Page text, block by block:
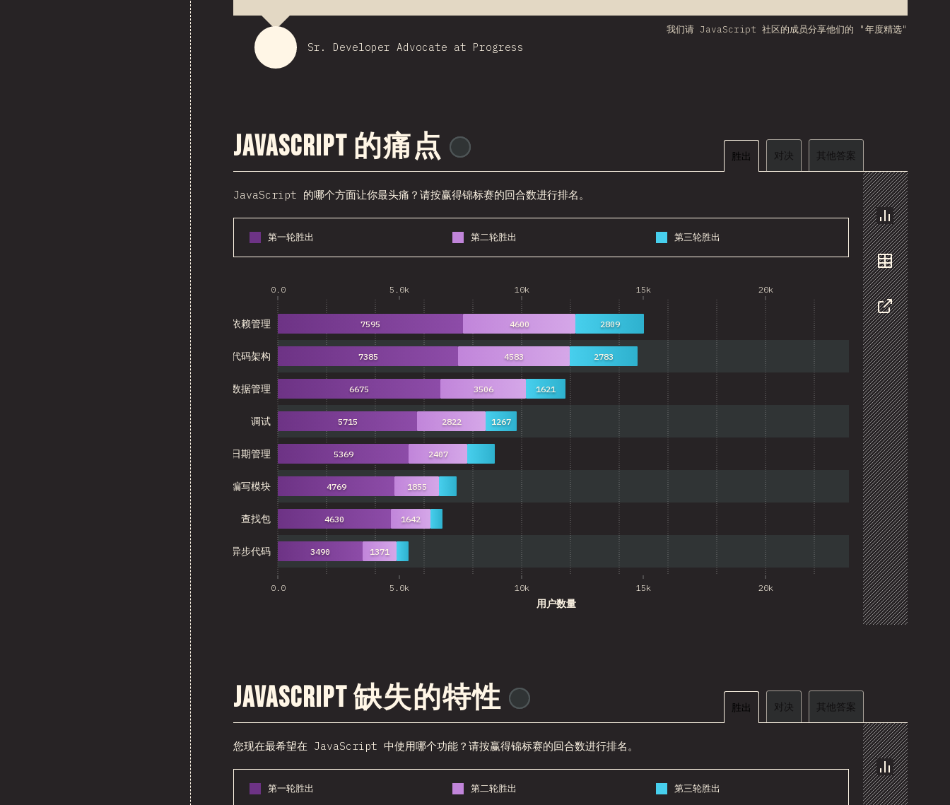
我们请 JavaScript 社区的成员分享他们的 "年度精选"
Sr. Developer Advocate at Progress
JavaScript 的痛点 胜出 对决 其他答案
图表
数据
分享
JavaScript 的哪个方面让你最头痛？请按赢得锦标赛的回合数进行排名。
第一轮胜出 第二轮胜出 第三轮胜出
0.0 5.0k 10k 15k 20k
0.0 5.0k 10k 15k 20k
用户数量
异步代码
查找包
编写模块
日期管理
调试
全局数据管理
代码架构
依赖管理
3490
4630
4769
5369
5715
6675
7385
7595
1371
1642
1855
2407
2822
3506
4583
4600
1267
1621
2783
2809
JavaScript 缺失的特性 胜出 对决 其他答案
图表
您现在最希望在 JavaScript 中使用哪个功能？请按赢得锦标赛的回合数进行排名。
第一轮胜出 第二轮胜出 第三轮胜出